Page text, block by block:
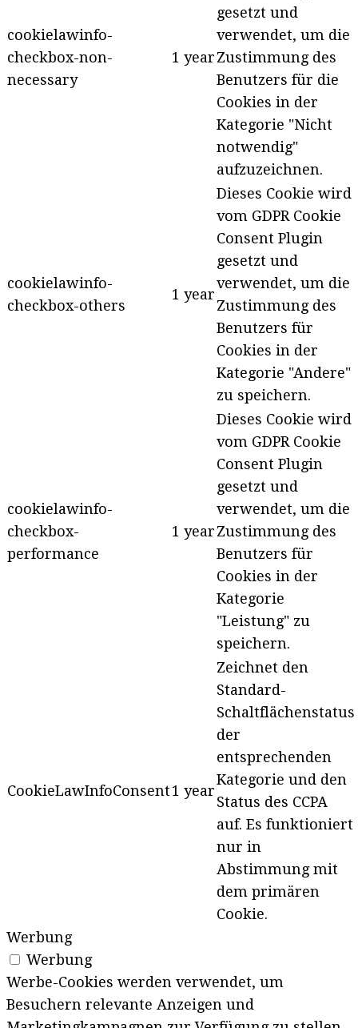
cookielawinfo-
checkbox-non-
necessary
1 year
gesetzt und
verwendet, um die
Zustimmung des
Benutzers für die
Cookies in der
Kategorie "Nicht
notwendig"
aufzuzeichnen.
cookielawinfo-
checkbox-others
1 year
Dieses Cookie wird
vom GDPR Cookie
Consent Plugin
gesetzt und
verwendet, um die
Zustimmung des
Benutzers für
Cookies in der
Kategorie "Andere"
zu speichern.
cookielawinfo-
checkbox-
performance
1 year
Dieses Cookie wird
vom GDPR Cookie
Consent Plugin
gesetzt und
verwendet, um die
Zustimmung des
Benutzers für
Cookies in der
Kategorie
"Leistung" zu
speichern.
CookieLawInfoConsent1 year
Zeichnet den
Standard-
Schaltflächenstatus
der
entsprechenden
Kategorie und den
Status des CCPA
auf. Es funktioniert
nur in
Abstimmung mit
dem primären
Cookie.
Werbung
Werbung
Werbe-Cookies werden verwendet, um
Besuchern relevante Anzeigen und